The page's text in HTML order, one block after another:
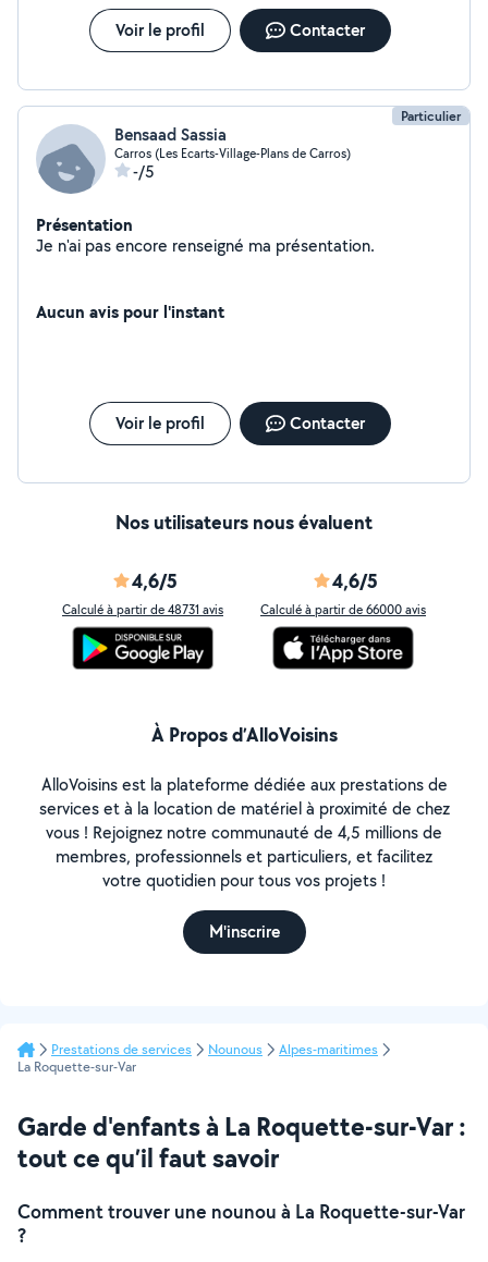
Voir le profil Contacter
Particulier
Bensaad Sassia
Carros (Les Ecarts-Village-Plans de Carros)
-/5
Présentation
Je n'ai pas encore renseigné ma présentation.
Aucun avis pour l'instant
Voir le profil Contacter
Nos utilisateurs nous évaluent
4,6/5
Calculé à partir de 48731 avis
4,6/5
Calculé à partir de 66000 avis
À Propos d’AlloVoisins
AlloVoisins est la plateforme dédiée aux prestations de
services et à la location de matériel à proximité de chez
vous ! Rejoignez notre communauté de 4,5 millions de
membres, professionnels et particuliers, et facilitez
votre quotidien pour tous vos projets !
M'inscrire
Prestations de services Nounous
Alpes-maritimes
La Roquette-sur-Var
Garde d'enfants à La Roquette-sur-Var :
tout ce qu’il faut savoir
Comment trouver une nounou à La Roquette-sur-Var
?